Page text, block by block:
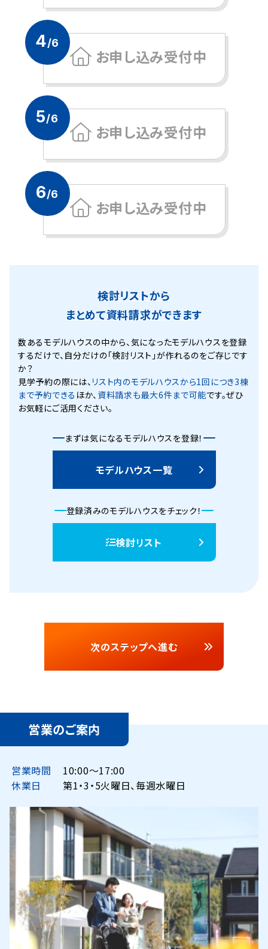
4/6
お申し込み受付中
5/6
お申し込み受付中
6/6
お申し込み受付中
検討リストから
まとめて資料請求ができます
数あるモデルハウスの中から、気になったモデルハウスを登録
するだけで、 自分だけの「検討リスト」が作れるのをご存じです
か？
見学予約の際には、 リスト内のモデルハウスから1回につき3棟
まで予約できる ほか、 資料請求も最大6件まで可能です。ぜひ
お気軽にご活用ください。
まずは気になるモデルハウスを登録！
モデルハウス一覧
登録済みのモデルハウスをチェック！
検討リスト
次のステップへ進む
営業のご案内
営業時間
10:00〜17:00
休業日
第1・3・5火曜日、毎週水曜日